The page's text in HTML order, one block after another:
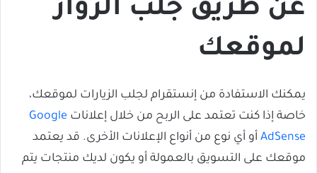
عن طريق جلب الزوار
لموقعك
يمكنك الاستفادة من إنستقرام لجلب الزيارات لموقعك،
خاصة إذا كنت تعتمد على الربح من خلال إعلانات Google
AdSense أو أي نوع من أنواع الإعلانات الأخرى. قد يعتمد
موقعك على التسويق بالعمولة أو يكون لديك منتجات يتم